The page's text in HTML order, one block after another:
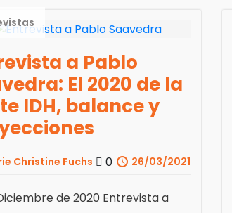
a Pablo
El 2020 de la
IDH, balance y
Christine Fuchs 0 26/03/2021
de 2020 Entrevista a